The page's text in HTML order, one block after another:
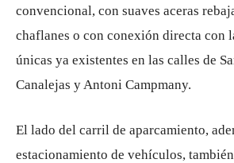
convencional, con suaves aceras
chaflanes o con conexión directa con
únicas ya existentes en las calles de
Canalejas y Antoni Campmany.
El lado del carril de aparcamiento,
estacionamiento de vehículos,